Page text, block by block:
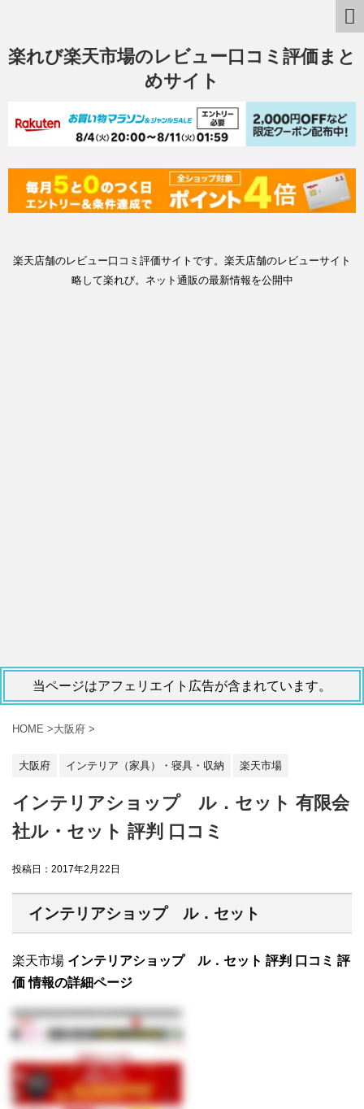
楽れび楽天市場のレビュー口コミ評価まと
めサイト
楽天店舗のレビュー口コミ評価サイトです。楽天店舗のレビューサイト
略して楽れび。ネット通販の最新情報を公開中
当ページはアフェリエイト広告が含まれています。
HOME >大阪府 >
大阪府 インテリア（家具）・寝具・収納 楽天市場
インテリアショップ ル．セット 有限会
社ル・セット 評判 口コミ
投稿日： 2017年2月22日
インテリアショップ ル．セット
楽天市場 インテリアショップ ル．セット 評判 口コミ 評
価 情報の詳細ページ